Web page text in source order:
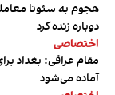
هجوم به سئوتا
دوباره زنده کرد
اختصاصی
مقام عراقی: بغداد
آماده می‌شود